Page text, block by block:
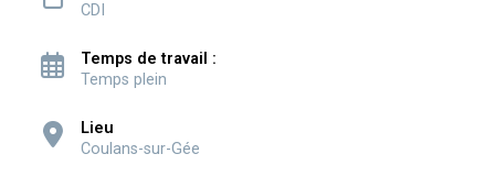
CDI
Temps de travail :
Temps plein
Lieu
Coulans-sur-Gée